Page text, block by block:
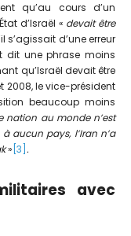
qu’au cours d’un
d’Israël « devait être
s’agissait d’une erreur
dit une phrase moins
qu’Israël devait être
2008, le vice-président
beaucoup moins
nation au monde n’est
aucun pays, l’Iran n’a
» [3] .
avec